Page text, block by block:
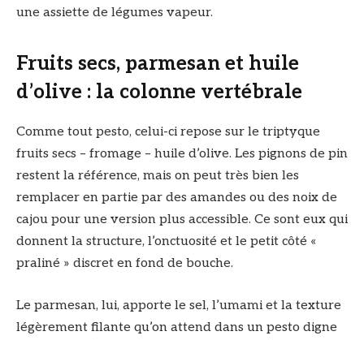
une assiette de légumes vapeur.
Fruits secs, parmesan et huile
d’olive : la colonne vertébrale
Comme tout pesto, celui-ci repose sur le triptyque
fruits secs – fromage – huile d’olive. Les pignons de pin
restent la référence, mais on peut très bien les
remplacer en partie par des amandes ou des noix de
cajou pour une version plus accessible. Ce sont eux qui
donnent la structure, l’onctuosité et le petit côté «
praliné » discret en fond de bouche.
Le parmesan, lui, apporte le sel, l’umami et la texture
légèrement filante qu’on attend dans un pesto digne